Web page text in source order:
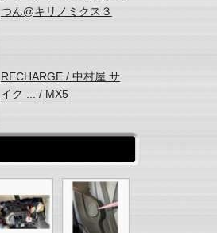
つん@キリノミクス３
RECHARGE / 中村屋 サ
イク ...
/ MX5